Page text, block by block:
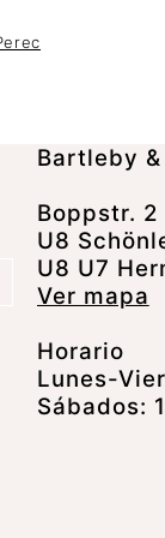
Bartleby &
Boppstr.
U8
U8 U7
Ver mapa
Horario
Lunes-
Sábados: